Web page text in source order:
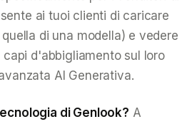
ai tuoi clienti di caricare
di una modella) e vedere
d'abbigliamento sul loro
AI Generativa.
di Genlook? A